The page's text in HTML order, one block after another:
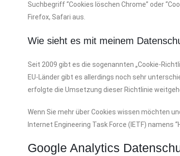
Suchbegriff “Cookies löschen Chrome” oder
Firefox, Safari aus.
Wie sieht es mit meinem
Seit 2009 gibt es die sogenannten „Cookie-
EU-Länder gibt es allerdings noch sehr
erfolgte die Umsetzung dieser Richtlinie
Wenn Sie mehr über Cookies wissen möchten
Internet Engineering Task Force (IETF) namens
Google Analytics